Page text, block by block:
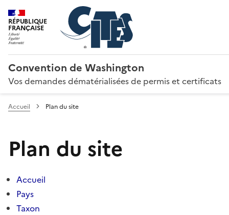
RÉPUBLIQUE
FRANÇAISE
Convention de Washington
Vos demandes dématérialisées de permis et certificats
Accueil Plan du site
Plan du site
Accueil
Pays
Taxon